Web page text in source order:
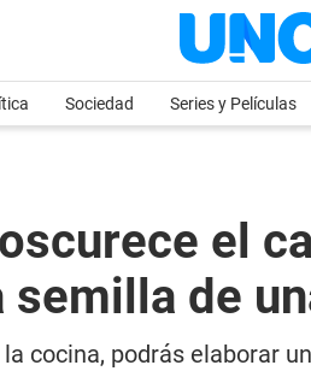
Sociedad Series y Películas
el
semilla de
cocina, podrás elaborar